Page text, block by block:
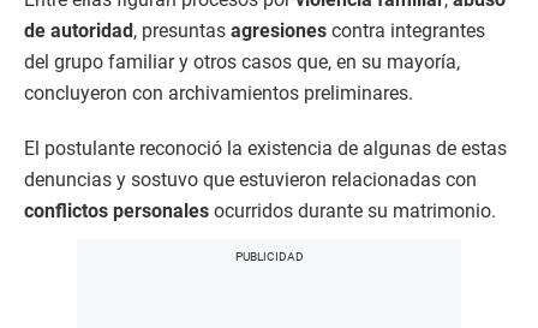
de autoridad, presuntas agresiones contra integrantes
del grupo familiar y otros casos que, en su mayoría,
concluyeron con archivamientos preliminares.
El postulante reconoció la existencia de algunas de estas
denuncias y sostuvo que estuvieron relacionadas con
conflictos personales ocurridos durante su matrimonio.